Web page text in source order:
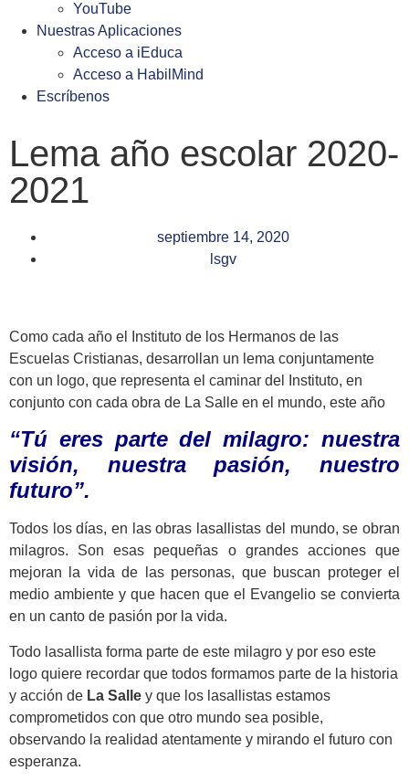
YouTube
Nuestras Aplicaciones
Acceso a iEduca
Acceso a HabilMind
Escríbenos
Lema año escolar 2020-
2021
septiembre 14, 2020
lsgv
Como cada año el Instituto de los Hermanos de las
Escuelas Cristianas, desarrollan un lema conjuntamente
con un logo, que representa el caminar del Instituto, en
conjunto con cada obra de La Salle en el mundo, este año
“Tú eres parte del milagro: nuestra
visión, nuestra pasión, nuestro
futuro”.
Todos los días, en las obras lasallistas del mundo, se obran
milagros. Son esas pequeñas o grandes acciones que
mejoran la vida de las personas, que buscan proteger el
medio ambiente y que hacen que el Evangelio se convierta
en un canto de pasión por la vida.
Todo lasallista forma parte de este milagro y por eso este
logo quiere recordar que todos formamos parte de la historia
y acción de La Salle y que los lasallistas estamos
comprometidos con que otro mundo sea posible,
observando la realidad atentamente y mirando el futuro con
esperanza.